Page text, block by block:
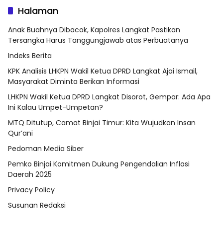
Halaman
Anak Buahnya Dibacok, Kapolres Langkat Pastikan
Tersangka Harus Tanggungjawab atas Perbuatanya
Indeks Berita
KPK Analisis LHKPN Wakil Ketua DPRD Langkat Ajai Ismail,
Masyarakat Diminta Berikan Informasi
LHKPN Wakil Ketua DPRD Langkat Disorot, Gempar: Ada Apa
Ini Kalau Umpet-Umpetan?
MTQ Ditutup, Camat Binjai Timur: Kita Wujudkan Insan
Qur’ani
Pedoman Media Siber
Pemko Binjai Komitmen Dukung Pengendalian Inflasi
Daerah 2025
Privacy Policy
Susunan Redaksi